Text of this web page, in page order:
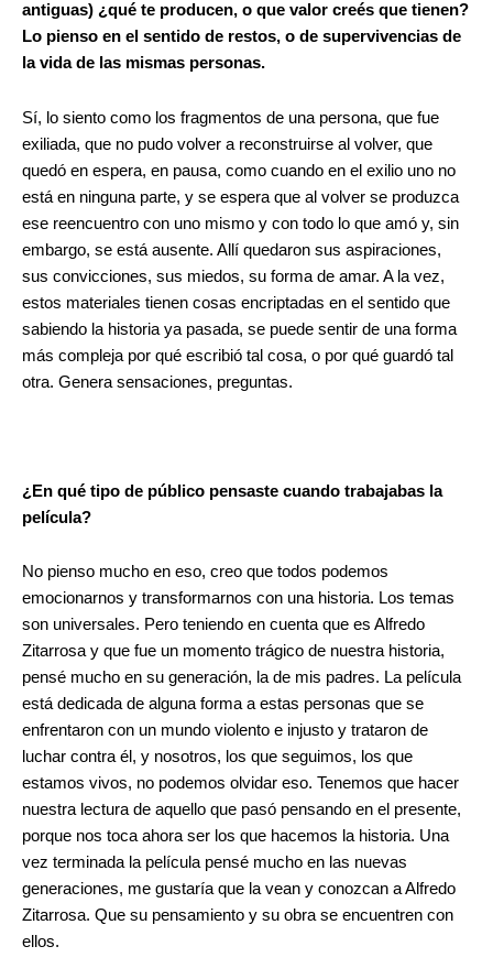
antiguas) ¿qué te producen, o que valor creés que tienen?
Lo pienso en el sentido de restos, o de supervivencias de
la vida de las mismas personas.
Sí, lo siento como los fragmentos de una persona, que fue
exiliada, que no pudo volver a reconstruirse al volver, que
quedó en espera, en pausa, como cuando en el exilio uno no
está en ninguna parte, y se espera que al volver se produzca
ese reencuentro con uno mismo y con todo lo que amó y, sin
embargo, se está ausente. Allí quedaron sus aspiraciones,
sus convicciones, sus miedos, su forma de amar. A la vez,
estos materiales tienen cosas encriptadas en el sentido que
sabiendo la historia ya pasada, se puede sentir de una forma
más compleja por qué escribió tal cosa, o por qué guardó tal
otra. Genera sensaciones, preguntas.
¿En qué tipo de público pensaste cuando trabajabas la
película?
No pienso mucho en eso, creo que todos podemos
emocionarnos y transformarnos con una historia. Los temas
son universales. Pero teniendo en cuenta que es Alfredo
Zitarrosa y que fue un momento trágico de nuestra historia,
pensé mucho en su generación, la de mis padres. La película
está dedicada de alguna forma a estas personas que se
enfrentaron con un mundo violento e injusto y trataron de
luchar contra él, y nosotros, los que seguimos, los que
estamos vivos, no podemos olvidar eso. Tenemos que hacer
nuestra lectura de aquello que pasó pensando en el presente,
porque nos toca ahora ser los que hacemos la historia. Una
vez terminada la película pensé mucho en las nuevas
generaciones, me gustaría que la vean y conozcan a Alfredo
Zitarrosa. Que su pensamiento y su obra se encuentren con
ellos.